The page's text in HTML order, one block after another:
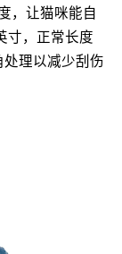
，让猫咪能自
寸，正常长度
理以减少刮伤